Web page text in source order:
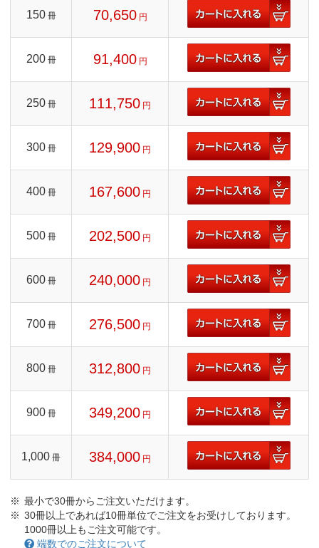
150 冊 70,650 円
200 冊 91,400 円
250 冊 111,750 円
300 冊 129,900 円
400 冊 167,600 円
500 冊 202,500 円
600 冊 240,000 円
700 冊 276,500 円
800 冊 312,800 円
900 冊 349,200 円
1,000 冊 384,000 円
最小で30冊からご注文いただけます。
30冊以上であれば10冊単位でご注文をお受けしております。
1000冊以上もご注文可能です。
端数でのご注文について